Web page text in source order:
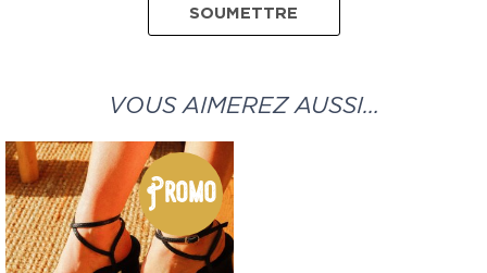
VOUS AIMEREZ AUSSI…
Promo